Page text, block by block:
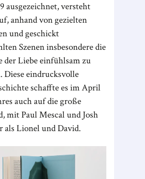
ausgezeichnet, versteht
anhand von gezielten
und geschickt
Szenen insbesondere die
der Liebe einfühlsam zu
Diese eindrucksvolle
schaffte es im April
auch auf die große
mit Paul Mescal und Josh
als Lionel und David.